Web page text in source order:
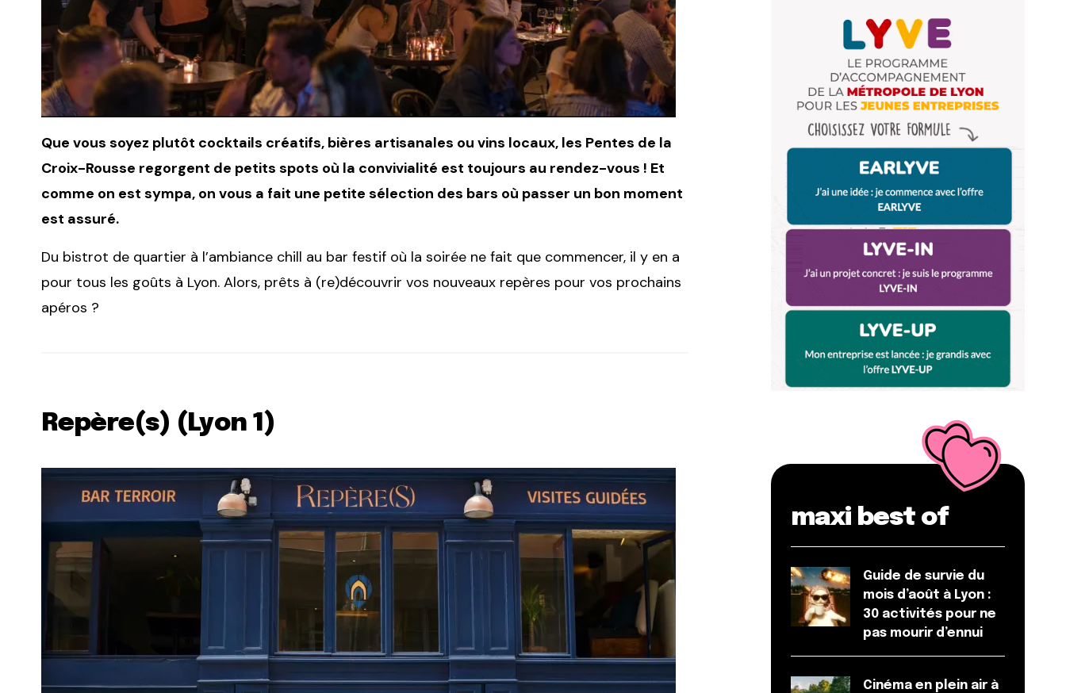
Que vous soyez plutôt cocktails créatifs, bières artisanales ou vins locaux, les Pentes de la
Croix-Rousse regorgent de petits spots où la convivialité est toujours au rendez-vous ! Et
comme on est sympa, on vous a fait une petite sélection des bars où passer un bon moment
est assuré.
Du bistrot de quartier à l’ambiance chill au bar festif où la soirée ne fait que commencer, il y en a
pour tous les goûts à Lyon. Alors, prêts à (re)découvrir vos nouveaux repères pour vos prochains
apéros ?
Repère(s) (Lyon 1)
maxi best of
Guide de survie du
mois d’août à Lyon :
30 activités pour ne
pas mourir d’ennui
Cinéma en plein air à